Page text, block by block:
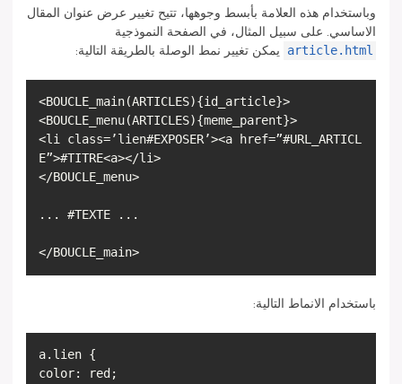
وباستخدام هذه العلامة بأبسط وجوهها، تتيح تغيير عرض عنوان المقال
الاساسي. على سبيل المثال، في الصفحة النموذجية
article.html يمكن تغيير نمط الوصلة بالطريقة التالية:
<BOUCLE_main(ARTICLES){id_article}>
<BOUCLE_menu(ARTICLES){meme_parent}>
<li class=’lien#EXPOSER’><a href=”#URL_ARTICL
E”>#TITRE<a></li>
</BOUCLE_menu>
... #TEXTE ...
باستخدام الانماط التالية:
a.lien {
color: red;